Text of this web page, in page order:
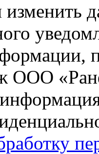
изменить
ООО